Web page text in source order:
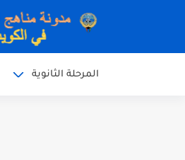
المرحلة الثانوية